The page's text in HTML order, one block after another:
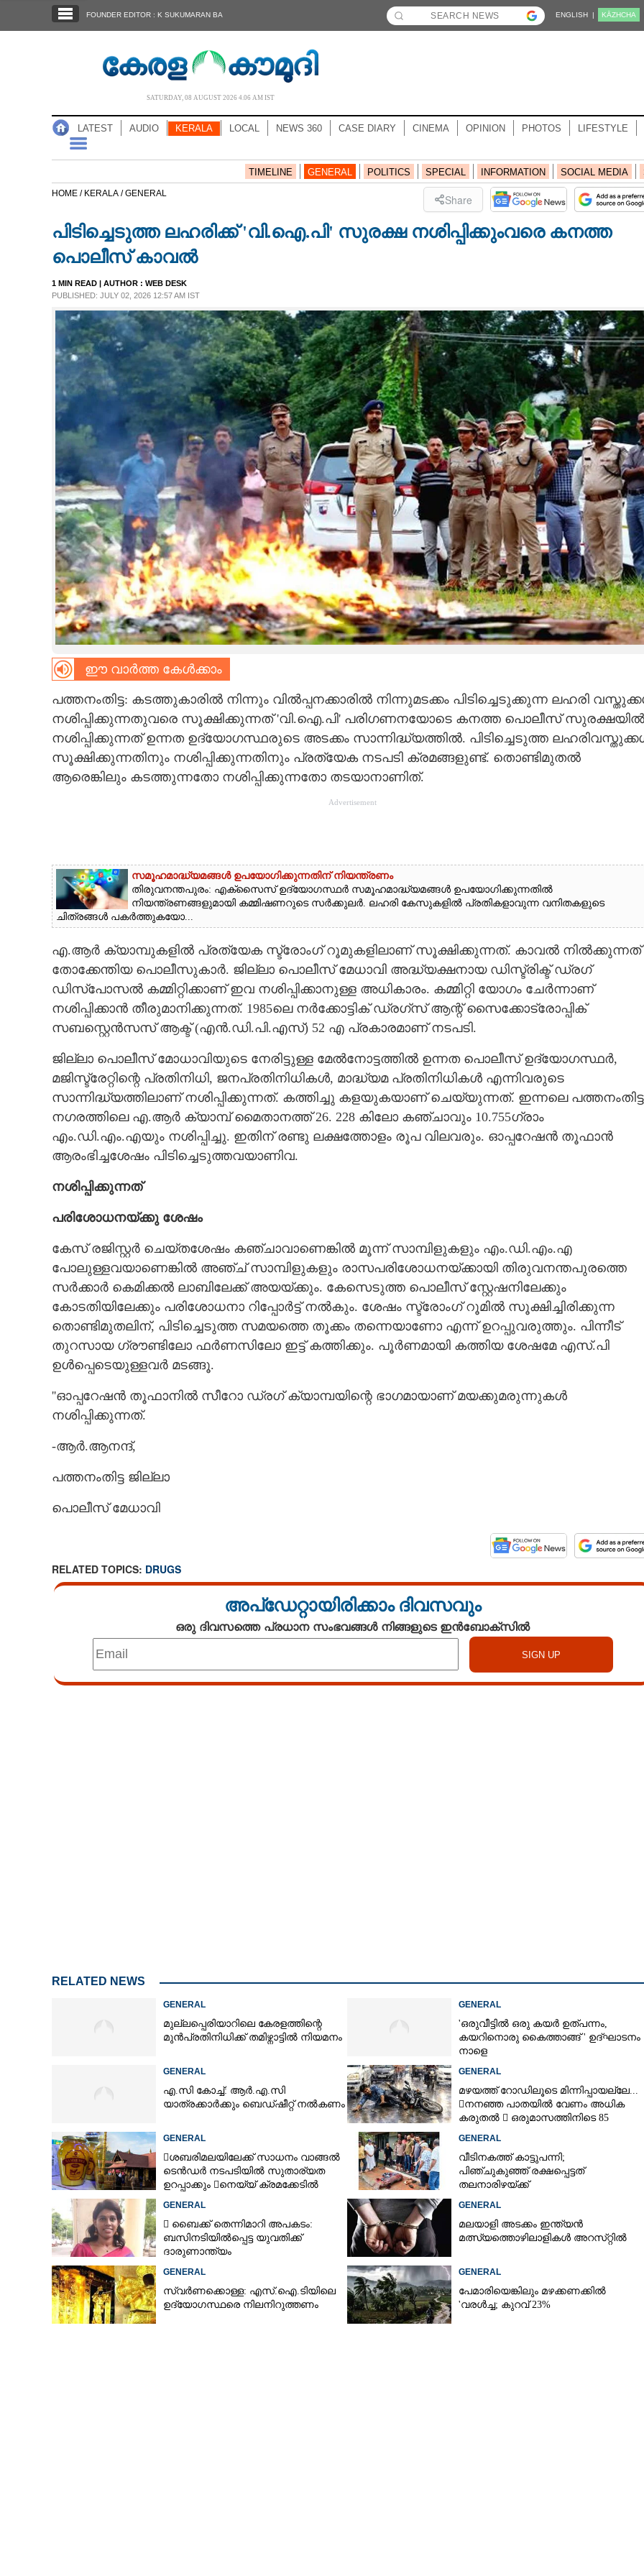
NOTIFIED NEWS
NEWS 360
CASE DIARY
SPIRITUAL
CARTOONS
FOUNDER EDITOR : K SUKUMARAN BA ENGLISH | KĀZHCHA
SATURDAY, 08 AUGUST 2026 4.06 AM IST
LATEST AUDIO KERALA LOCAL NEWS 360 CASE DIARY CINEMA OPINION PHOTOS LIFESTYLE
TIMELINE GENERAL POLITICS SPECIAL INFORMATION SOCIAL MEDIA
HOME / KERALA /GENERAL Share
പിടിച്ചെടുത്ത ലഹരിക്ക് 'വി.ഐ.പി' സുരക്ഷ നശിപ്പിക്കുംവരെ കനത്ത
പൊലീസ് കാവൽ
1 MIN READ | AUTHOR : WEB DESK
PUBLISHED: JULY 02, 2026 12:57 AM IST
ഈ വാർത്ത കേൾക്കാം
പത്തനംതിട്ട: കടത്തുകാരിൽ നിന്നും വിൽപ്പനക്കാരിൽ നിന്നുമടക്കം പിടിച്ചെടുക്കുന്ന ലഹരി
നശിപ്പിക്കുന്നതുവരെ സൂക്ഷിക്കുന്നത് 'വി.ഐ.പി' പരിഗണനയോടെ കനത്ത പൊലീസ്
നശിപ്പിക്കുന്നത് ഉന്നത ഉദ്യോഗസ്ഥരുടെ അടക്കം സാന്നിദ്ധ്യത്തിൽ. പിടിച്ചെടുത്ത
സൂക്ഷിക്കുന്നതിനും നശിപ്പിക്കുന്നതിനും പ്രത്യേക നടപടി ക്രമങ്ങളുണ്ട്. തൊണ്ടിമുതൽ
ആരെങ്കിലും കടത്തുന്നതോ നശിപ്പിക്കുന്നതോ തടയാനാണിത്.
Advertisement
സമൂഹമാദ്ധ്യമങ്ങൾ ഉപയോഗിക്കുന്നതിന് നിയന്ത്രണം
തിരുവനന്തപുരം: എക്സൈസ് ഉദ്യോഗസ്ഥർ സമൂഹമാദ്ധ്യമങ്ങൾ ഉപയോഗിക്കുന്നതിൽ
നിയന്ത്രണങ്ങളുമായി കമ്മിഷണറുടെ സർക്കുലർ. ലഹരി കേസുകളിൽ പ്രതികളാവുന്ന വനിതകളുടെ
ചിത്രങ്ങൾ പകർത്തുകയോ...
എ.ആർ ക്യാമ്പുകളിൽ പ്രത്യേക സ്ട്രോംഗ് റൂമുകളിലാണ് സൂക്ഷിക്കുന്നത്. കാവൽ നിൽക്കുന്നത്
തോക്കേന്തിയ പൊലീസുകാർ. ജില്ലാ പൊലീസ് മേധാവി അദ്ധ്യക്ഷനായ ഡിസ്ട്രിക്ട് ഡ്രഗ്
ഡിസ്പോസൽ കമ്മിറ്റിക്കാണ് ഇവ നശിപ്പിക്കാനുള്ള അധികാരം. കമ്മിറ്റി യോഗം ചേർന്നാണ്
നശിപ്പിക്കാൻ തീരുമാനിക്കുന്നത്. 1985ലെ ന‌ർക്കോട്ടിക് ഡ്രഗ്സ് ആന്റ് സൈക്കോട്രോപ്പിക്
സബസ്റ്റെൻസസ് ആക്ട് (എൻ.ഡി.പി.എസ്) 52 എ പ്രകാരമാണ് നടപടി.
ജില്ലാ പൊലീസ് മോധാവിയുടെ നേരിട്ടുള്ള മേൽനോട്ടത്തിൽ ഉന്നത പൊലീസ് ഉദ്യോഗസ്ഥർ,
മജിസ്ട്രേറ്റിന്റെ പ്രതിനിധി, ജനപ്രതിനിധികൾ, മാദ്ധ്യമ പ്രതിനിധികൾ എന്നിവരുടെ
സാന്നിദ്ധ്യത്തിലാണ് നശിപ്പിക്കുന്നത്. കത്തിച്ചു കളയുകയാണ് ചെയ്യുന്നത്. ഇന്നലെ പത്തനംതിട്ട
നഗരത്തിലെ എ.ആർ ക്യാമ്പ് മൈതാനത്ത് 26. 228 കിലോ കഞ്ചാവും 10.755ഗ്രാം
എം.ഡി.എം.എയും നശിപ്പിച്ചു. ഇതിന് രണ്ടു ലക്ഷത്തോളം രൂപ വിലവരും. ഓപ്പറേഷൻ തൂഫാൻ
ആരംഭിച്ചശേഷം പിടിച്ചെടുത്തവയാണിവ.
നശിപ്പിക്കുന്നത്
പരിശോധനയ്ക്കു ശേഷം
കേസ് രജിസ്റ്റർ ചെയ്തശേഷം കഞ്ചാവാണെങ്കിൽ മൂന്ന് സാമ്പിളുകളും എം.ഡി.എം.എ
പോലുള്ളവയാണെങ്കിൽ അഞ്ച് സാമ്പിളുകളും രാസപരിശോധനയ്ക്കായി തിരുവനന്തപുരത്തെ
സർക്കാർ കെമിക്കൽ ലാബിലേക്ക് അയയ്ക്കും. കേസെടുത്ത പൊലീസ് സ്റ്റേഷനിലേക്കും
കോടതിയിലേക്കും പരിശോധനാ റിപ്പോർട്ട് നൽകും. ശേഷം സ്ട്രോംഗ് റൂമിൽ സൂക്ഷിച്ചിരിക്കുന്ന
തൊണ്ടിമുതലിന്, പിടിച്ചെടുത്ത സമയത്തെ തൂക്കം തന്നെയാണോ എന്ന് ഉറപ്പുവരുത്തും. പിന്നീട്
തുറസായ ഗ്രൗണ്ടിലോ ഫർണസിലോ ഇട്ട് കത്തിക്കും. പൂർണമായി കത്തിയ ശേഷമേ എസ്.പി
ഉൾപ്പെടെയുള്ളവർ മടങ്ങൂ.
''ഓപ്പറേഷൻ തൂഫാനിൽ സീറോ ഡ്രഗ് ക്യാമ്പയിന്റെ ഭാഗമായാണ് മയക്കുമരുന്നുകൾ
നശിപ്പിക്കുന്നത്.
-ആർ.ആനന്ദ്,
പത്തനംതിട്ട ജില്ലാ
പൊലീസ് മേധാവി
RELATED TOPICS: DRUGS
അപ്ഡേറ്റായിരിക്കാം ദിവസവും
ഒരു ദിവസത്തെ പ്രധാന സംഭവങ്ങൾ നിങ്ങളുടെ ഇൻബോക്സിൽ
RELATED NEWS
GENERAL
മുല്ലപ്പെരിയാറിലെ കേരളത്തിന്റെ
മുൻപ്രതിനിധിക്ക് തമിഴ്നാട്ടിൽ നിയമനം
GENERAL
'ഒരുവീട്ടിൽ ഒരു കയർ ഉത്പന്നം,
കയറിനൊരു കൈത്താങ്ങ് ' ഉദ്ഘാടനം
നാളെ
GENERAL
എ.സി കോച്ച്: ആർ.എ.സി
യാത്രക്കാർക്കും ബെഡ്ഷീറ്റ് നൽകണം
GENERAL
മഴയത്ത് റോഡിലൂടെ മിന്നിപ്പായല്ലേ...
നനഞ്ഞ പാതയിൽ വേണം അധിക
കരുതൽ  ഒരുമാസത്തിനിടെ 85
GENERAL
ശബരിമലയിലേക്ക് സാധനം വാങ്ങൽ
ടെൻ‌ഡർ നടപടിയിൽ സുതാര്യത
ഉറപ്പാക്കും നെയ്യ് ക്രമക്കേടിൽ
GENERAL
വീടിനകത്ത് കാട്ടുപന്നി;
പിഞ്ചുകുഞ്ഞ് രക്ഷപ്പെട്ടത്
തലനാരിഴയ്ക്ക്
GENERAL
 ബൈക്ക് തെന്നിമാറി അപകടം:
ബസിനടിയിൽപ്പെട്ട യുവതിക്ക്
ദാരുണാന്ത്യം
GENERAL
മലയാളി അടക്കം ഇന്ത്യൻ
മത്സ്യത്തൊഴിലാളികൾ അറസ്‌റ്റിൽ
GENERAL
സ്വർണക്കൊള്ള: എസ്.ഐ.ടിയിലെ
ഉദ്യോഗസ്ഥരെ നിലനിറുത്തണം
GENERAL
പേമാരിയെങ്കിലും മഴക്കണക്കിൽ
'വരൾച്ച; കുറവ് 23%
സുരക്ഷ നശിപ്പിക്കുംവരെ കനത്ത